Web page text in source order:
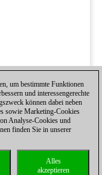
um bestimmte Funktionen
und interessengerechte
können dabei neben
sowie Marketing-Cookies
Analyse-Cookies und
finden Sie in unserer
Alles
akzeptieren